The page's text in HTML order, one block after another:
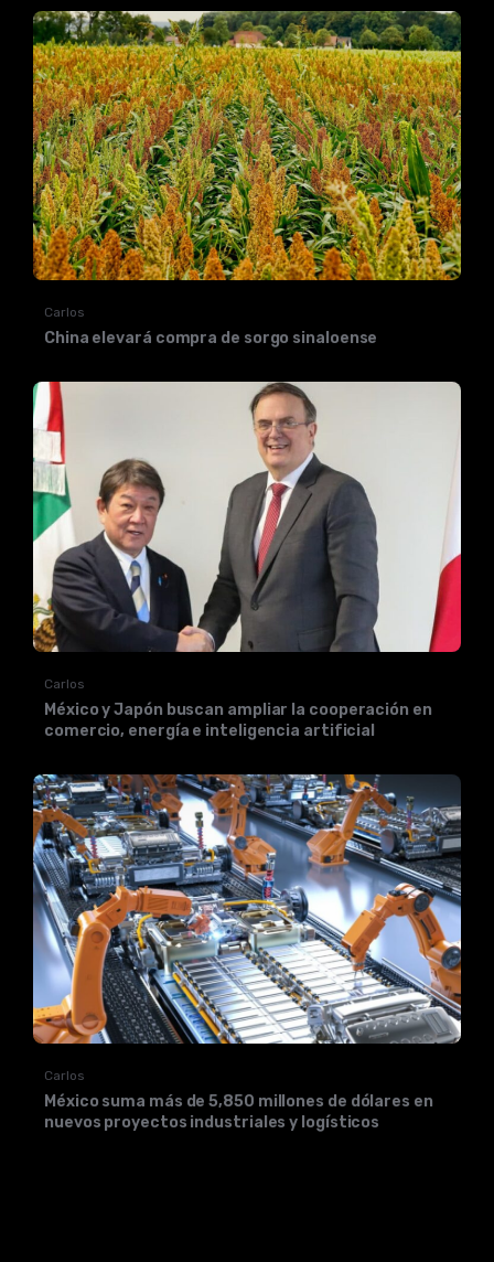
Carlos
China elevará compra de sorgo sinaloense
Carlos
México y Japón buscan ampliar la cooperación en
comercio, energía e inteligencia artificial
Carlos
México suma más de 5,850 millones de dólares en
nuevos proyectos industriales y logísticos